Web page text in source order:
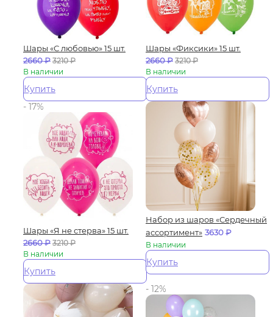
Шары «С любовью» 15 шт.
2660₽ 3210₽
В наличии
Купить
Шары «Фиксики» 15 шт.
2660₽ 3210₽
В наличии
Купить
- 17%
Шары «Я не стерва» 15 шт.
2660₽ 3210₽
В наличии
Купить
Набор из шаров «Сердечный
ассортимент» 3630₽
В наличии
Купить
- 12%